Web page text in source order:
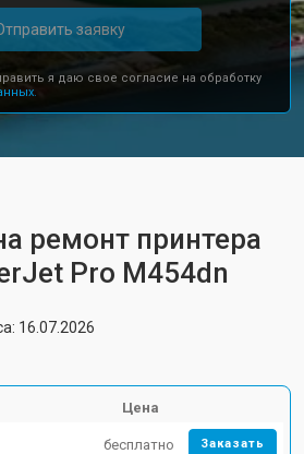
заявку
я даю свое согласие на обработку
ремонт принтера
Pro M454dn
16.07.2026
Цена
бесплатно Заказать